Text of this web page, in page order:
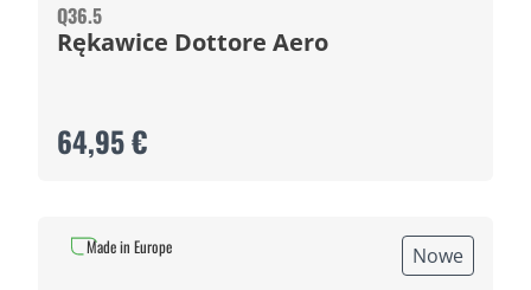
Q36.5
Rękawice Dottore Aero
64,95 €
Nowe
Made in Europe